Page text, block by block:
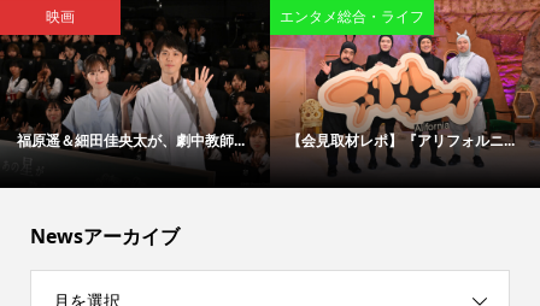
映画
福原遥＆細田佳央太が、劇中教師...
エンタメ総合・ライフ
【会見取材レポ】『アリフォルニ...
Newsアーカイブ
月を選択